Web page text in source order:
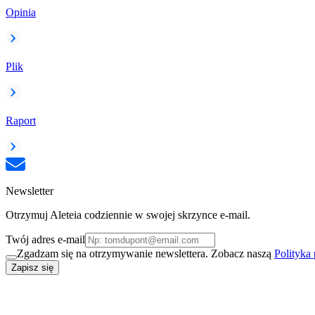
Opinia
Plik
Raport
Newsletter
Otrzymuj Aleteia codziennie w swojej skrzynce e-mail.
Twój adres e-mail
Zgadzam się na otrzymywanie newslettera. Zobacz naszą Polityka
Zapisz się